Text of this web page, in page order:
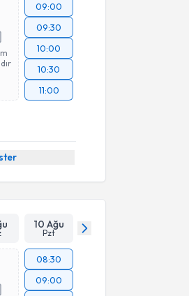
09:00
09:30
10:00
10:30
11:00
10 Ağu
Pzt
08:30
09:00